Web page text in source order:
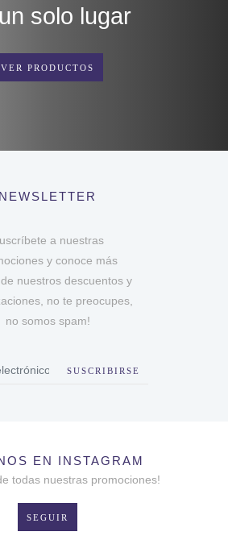
solo lugar
VER PRODUCTOS
NEWSLETTER
a nuestras
y conoce más
nuestros descuentos y
no te preocupes,
no somos spam!
SUSCRIBIRSE
EN INSTAGRAM
todas nuestras promociones!
SEGUIR